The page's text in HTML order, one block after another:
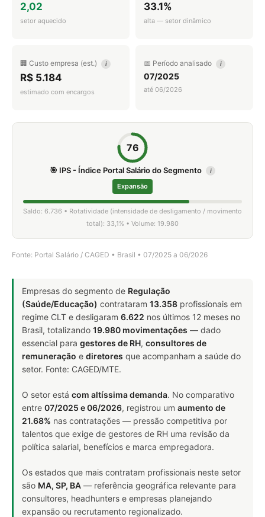
2,02
setor aquecido
33.1%
alta — setor dinâmico
🏢 Custo empresa (est.) i
R$ 5.184
estimado com encargos
📅 Período analisado i
07/2025
até 06/2026
76
🎯 IPS - Índice Portal Salário do Segmento i
Expansão
Saldo: 6.736 • Rotatividade (intensidade de desligamento / movimento
total): 33,1% • Volume: 19.980
Fonte: Portal Salário / CAGED • Brasil • 07/2025 a 06/2026
Empresas do segmento de Regulação
(Saúde/Educação) contrataram 13.358 profissionais em
regime CLT e desligaram 6.622 nos últimos 12 meses no
Brasil, totalizando 19.980 movimentações — dado
essencial para gestores de RH, consultores de
remuneração e diretores que acompanham a saúde do
setor. Fonte: CAGED/MTE.
O setor está com altíssima demanda. No comparativo
entre 07/2025 e 06/2026, registrou um aumento de
21.68% nas contratações — pressão competitiva por
talentos que exige de gestores de RH uma revisão da
política salarial, benefícios e marca empregadora.
Os estados que mais contratam profissionais neste setor
são MA, SP, BA — referência geográfica relevante para
consultores, headhunters e empresas planejando
expansão ou recrutamento regionalizado.